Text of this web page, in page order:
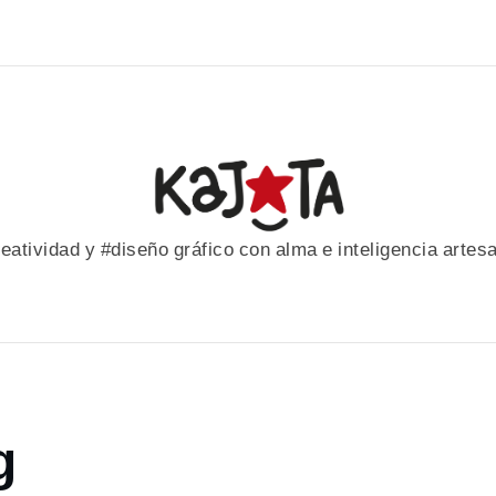
y #diseño gráfico con alma e inteligencia